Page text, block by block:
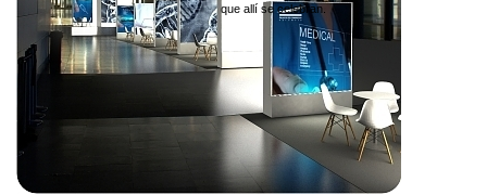
que allí se celebran.